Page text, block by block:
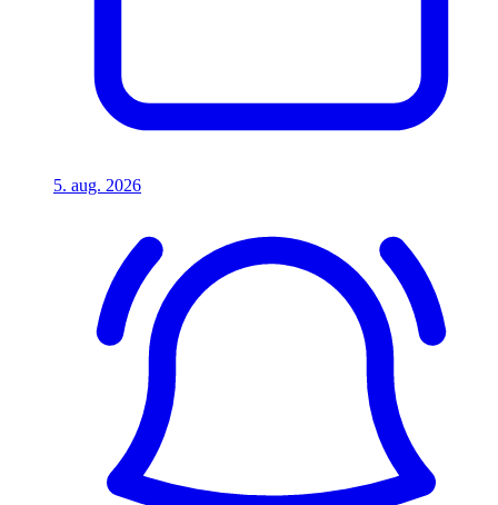
5. aug. 2026